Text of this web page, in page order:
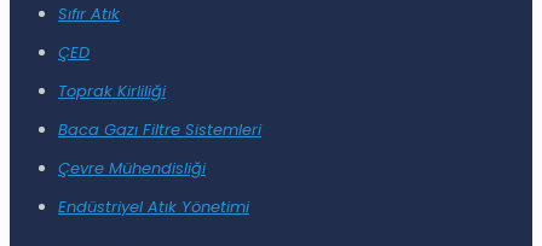
Sıfır Atık
ÇED
Toprak Kirliliği
Baca Gazı Filtre Sistemleri
Çevre Mühendisliği
Endüstriyel Atık Yönetimi